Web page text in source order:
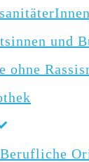
und
ohne